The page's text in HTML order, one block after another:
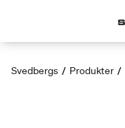
Svedbergs / Produkter /